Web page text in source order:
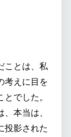
ことは、私
考えに目を
でした。
本当は、
投影された